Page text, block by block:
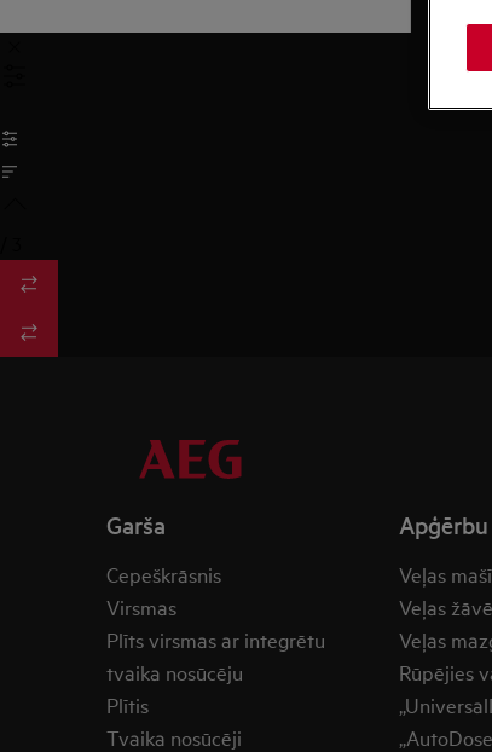
Garša
Cepeškrāsnis
Virsmas
Plīts virsmas ar integrētu
tvaika nosūcēju
Plītis
Tvaika nosūcēji
Veļas
Veļas
Veļas
Rūpējies